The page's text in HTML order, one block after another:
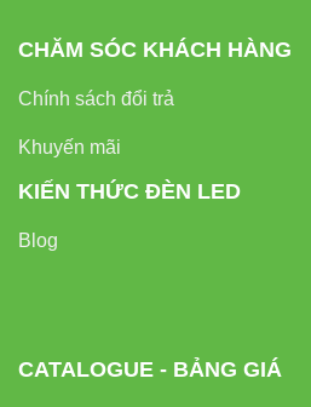
CHĂM SÓC KHÁCH HÀNG
Chính sách đổi trả
Khuyến mãi
KIẾN THỨC ĐÈN LED
Blog
CATALOGUE - BẢNG GIÁ